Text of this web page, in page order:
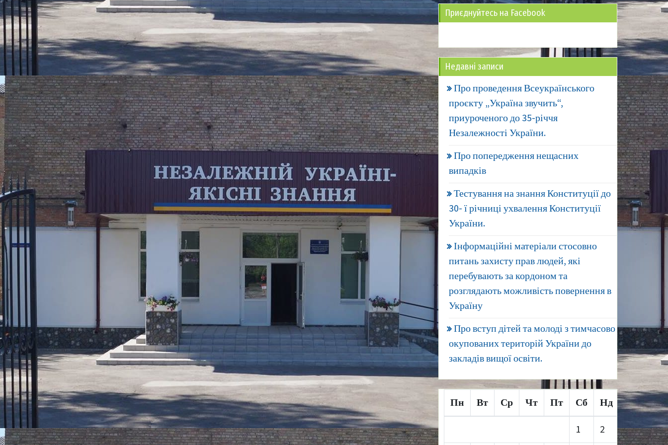
Приєднуйтесь на Facebook
Недавні записи
Про проведення Всеукраїнського
проєкту „Україна звучить“,
приуроченого до 35-річчя
Незалежності України.
Про попередження нещасних
випадків
Тестування на знання Конституції до
30- ї річниці ухвалення Конституції
України.
Інформаційні матеріали стосовно
питань захисту прав людей, які
перебувають за кордоном та
розглядають можливість повернення в
Україну
Про вступ дітей та молоді з тимчасово
окупованих територій України до
закладів вищої освіти.
Пн Вт Ср Чт Пт Сб Нд
1 2